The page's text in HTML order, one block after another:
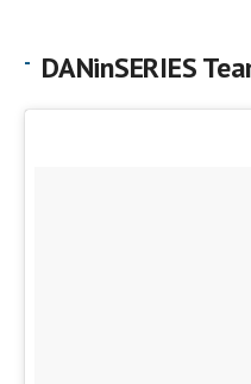
DANinSERIES